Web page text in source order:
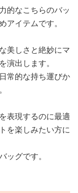
的なこちらのバッ
アイテムです。
美しさと絶妙にマ
演出します。
常的な持ち運びか
表現するのに最適
を楽しみたい方に
ッグです。